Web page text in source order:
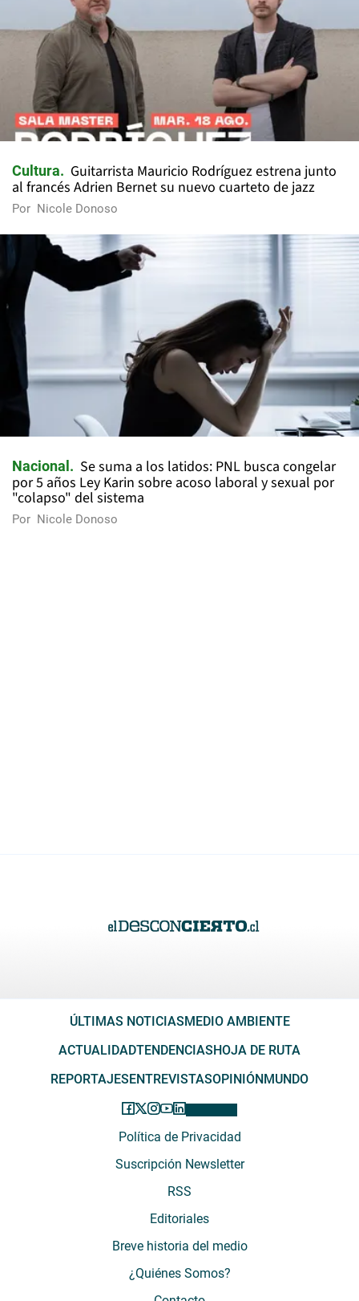
Cultura
Guitarrista Mauricio Rodríguez estrena junto
al francés Adrien Bernet su nuevo cuarteto de jazz
Por Nicole Donoso
Nacional
Se suma a los latidos: PNL busca congelar
por 5 años Ley Karin sobre acoso laboral y sexual por
"colapso" del sistema
Por Nicole Donoso
ÚLTIMAS NOTICIAS MEDIO AMBIENTE
ACTUALIDADTENDENCIAS HOJA DE RUTA
REPORTAJES ENTREVISTASOPINIÓN MUNDO
Política de Privacidad
Suscripción Newsletter
RSS
Editoriales
Breve historia del medio
¿Quiénes Somos?